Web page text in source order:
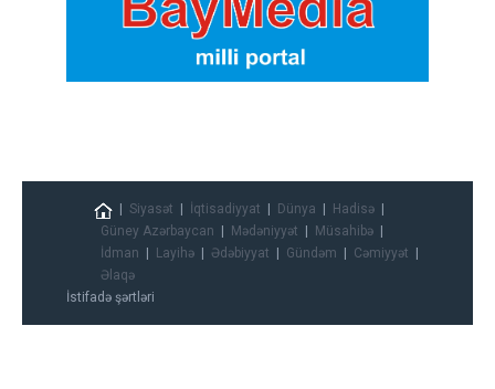
Siyasət İqtisadiyyat Dünya
Hadisə
Güney Azərbaycan
Mədəniyyət
Müsahibə
İdman
Layihə Ədəbiyyat Gündəm
Cəmiyyət
Əlaqə
İstifadə şərtləri